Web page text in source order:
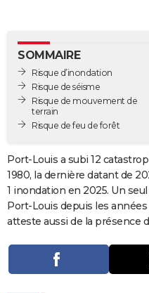
GUIDES D'ACHAT
BONS PLANS
CARTE DE VOEUX
Carte de Noël
Carte Bonne année
Carte Saint-Valentin
Carte Pâques
Carte d'anniversaire
DICTIONNAIRE
Dictionnaire
Biographies
Citations
Expressions
Proverbes
PROGRAMME TV
COPAINS D'AVANT
S'inscrire
Se connecter
Lycées
Collèges
Primaires
Universités
Entreprises
Service militaire
Avis de recherche
AVIS DE DÉCÈS
FORUM
Lifestyle
Sport
Television
Cinema
SOMMAIRE
Risque d’inondation
Risque de séisme
Risque de mouvement de
terrain
Risque de feu de forêt
Port-Louis a subi 12
1980, la dernière datant de
1 inondation en 2025. Un
Port-Louis depuis les
atteste aussi de la présence